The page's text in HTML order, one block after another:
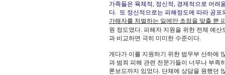
가족들은 육체적, 정신적, 경제적으로 어려
다. 또 정신적으로는 피해정도에 따라 공포
가해자를 처벌하는 일에만 초점을 맞출 뿐
원 정도였다. 피해자 지원을 위한 전체 예
과 비교하면 극히 미미한 수준이다.
게다가 이를 지원하기 위한 법무부 산하에
과 범죄 피해 관련 전문가들이 너무나 부족
론보도까지 있었다. 단체에 상담을 원했던